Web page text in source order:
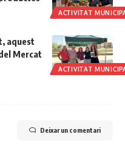
ACTIVITAT
ACTIVITAT
aquest
Mercat
Deixar un comentari